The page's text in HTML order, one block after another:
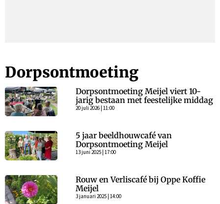
Dorpsontmoeting
Dorpsontmoeting Meijel viert 10-
jarig bestaan met feestelijke middag
20 juli 2026 | 11:00
5 jaar beeldhouwcafé van
Dorpsontmoeting Meijel
13 juni 2025 | 17:00
Rouw en Verliscafé bij Oppe Koffie
Meijel
3 januari 2025 | 14:00